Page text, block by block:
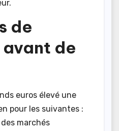
de
de
euros élevé une
pour les suivantes :
marchés